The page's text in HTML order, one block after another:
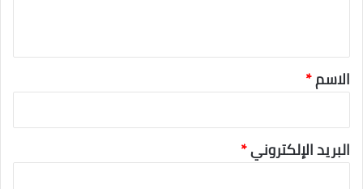
الاسم*
البريد الإلكتروني*